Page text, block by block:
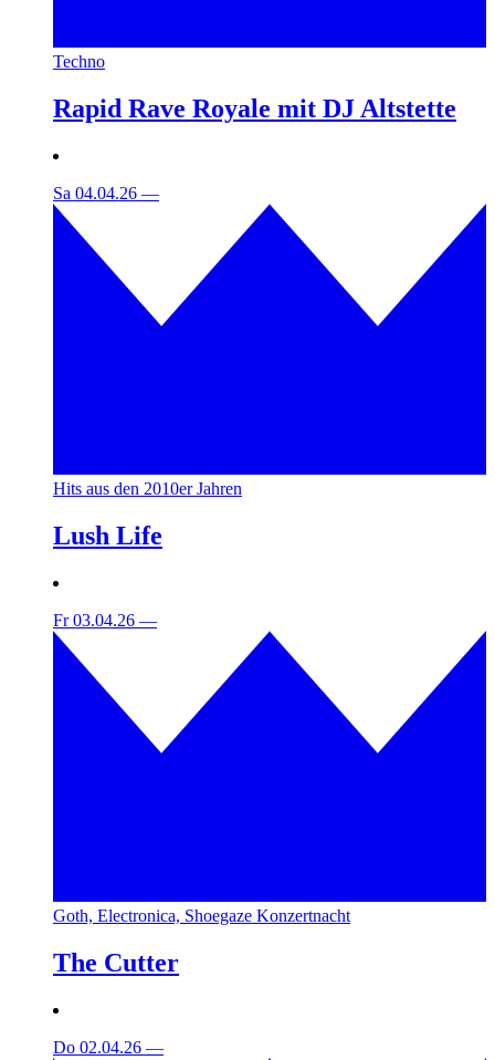
Techno
Rapid Rave Royale mit DJ Altstette
Sa 04.04.26 —
Hits aus den 2010er Jahren
Lush Life
Fr 03.04.26 —
Goth, Electronica, Shoegaze Konzertnacht
The Cutter
Do 02.04.26 —